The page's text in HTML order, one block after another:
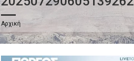
Αρχική